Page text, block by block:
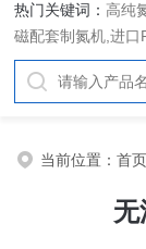
热门关键词： 高纯
磁配套制氮机,进口
当前位置：首页
无